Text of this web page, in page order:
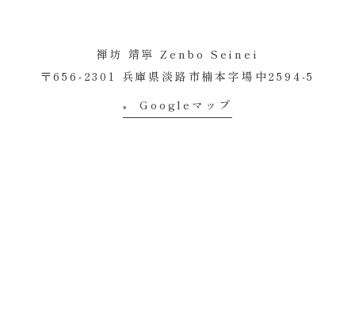
禅坊 靖寧 Zenbo Seinei
〒656-2301 兵庫県淡路市楠本字場中2594-5
▶︎ Googleマップ